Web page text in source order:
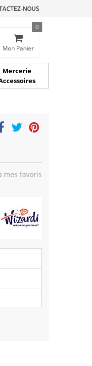
NOUS
Mon Panier
0
Mercerie
mes favoris